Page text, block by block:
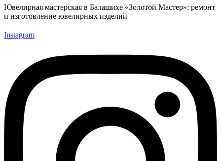
Ювелирная мастерская в Балашихе «Золотой Мастер»: ремонт
и изготовление ювелирных изделий
Instagram